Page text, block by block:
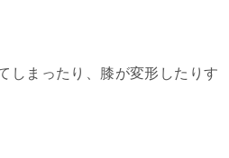
しまったり、膝が変形したりす